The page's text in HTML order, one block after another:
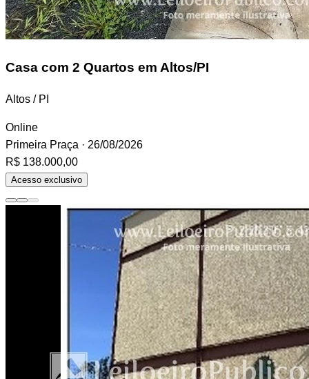
Casa com 2 Quartos em Altos/PI
Altos / PI
Online
Primeira Praça · 26/08/2026
R$ 138.000,00
Acesso exclusivo